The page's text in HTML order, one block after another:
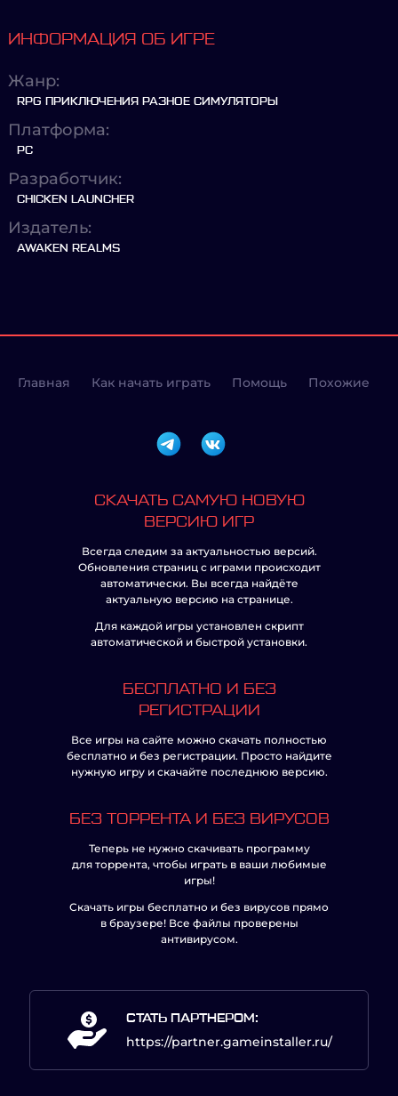
ИНФОРМАЦИЯ ОБ ИГРЕ
Жанр:
RPG ПРИКЛЮЧЕНИЯ РАЗНОЕ СИМУЛЯТОРЫ
Платформа:
PC
Разработчик:
CHICKEN LAUNCHER
Издатель:
AWAKEN REALMS
Главная Как начать играть Помощь Похожие
СКАЧАТЬ САМУЮ НОВУЮ
ВЕРСИЮ ИГР
Всегда следим за актуальностью версий.
Обновления страниц с играми происходит
автоматически. Вы всегда найдёте
актуальную версию на странице.
Для каждой игры установлен скрипт
автоматической и быстрой установки.
БЕСПЛАТНО И БЕЗ
РЕГИСТРАЦИИ
Все игры на сайте можно скачать полностью
бесплатно и без регистрации. Просто найдите
нужную игру и скачайте последнюю версию.
БЕЗ ТОРРЕНТА И БЕЗ ВИРУСОВ
Теперь не нужно скачивать программу
для торрента, чтобы играть в ваши любимые
игры!
Скачать игры бесплатно и без вирусов прямо
в браузере! Все файлы проверены
антивирусом.
СТАТЬ ПАРТНЕРОМ:
https://partner.gameinstaller.ru/